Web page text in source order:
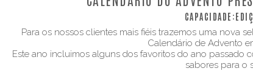
CAPACIDADE:
Para os nossos clientes mais fiéis trazemos uma nova
Calendário de Advento
Este ano incluimos alguns dos favoritos do ano passado
sabores para o